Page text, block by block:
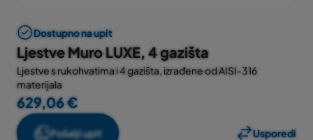
Dostupno na upit
Ljestve Muro LUXE, 4 gazišta
Ljestve s rukohvatima i 4 gazišta, izrađene od AISI-316
materijala
629,06 €
Pošalji upit Usporedi